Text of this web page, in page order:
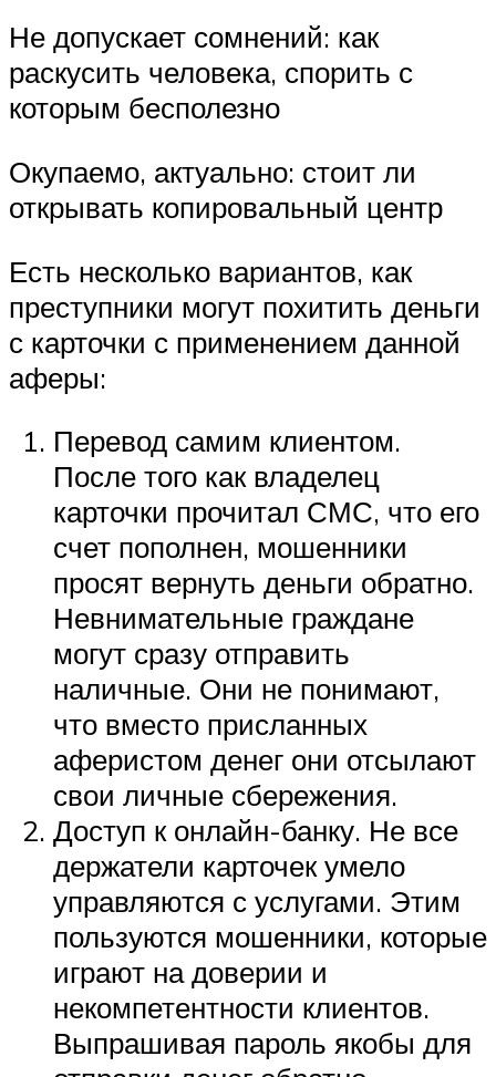
Не допускает сомнений: как
раскусить человека, спорить с
которым бесполезно
Окупаемо, актуально: стоит ли
открывать копировальный центр
Есть несколько вариантов, как
преступники могут похитить деньги
с карточки с применением данной
аферы:
Перевод самим клиентом.
После того как владелец
карточки прочитал СМС, что его
счет пополнен, мошенники
просят вернуть деньги обратно.
Невнимательные граждане
могут сразу отправить
наличные. Они не понимают,
что вместо присланных
аферистом денег они отсылают
свои личные сбережения.
Доступ к онлайн-банку. Не все
держатели карточек умело
управляются с услугами. Этим
пользуются мошенники, которые
играют на доверии и
некомпетентности клиентов.
Выпрашивая пароль якобы для